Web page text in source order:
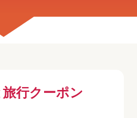
行クーポン